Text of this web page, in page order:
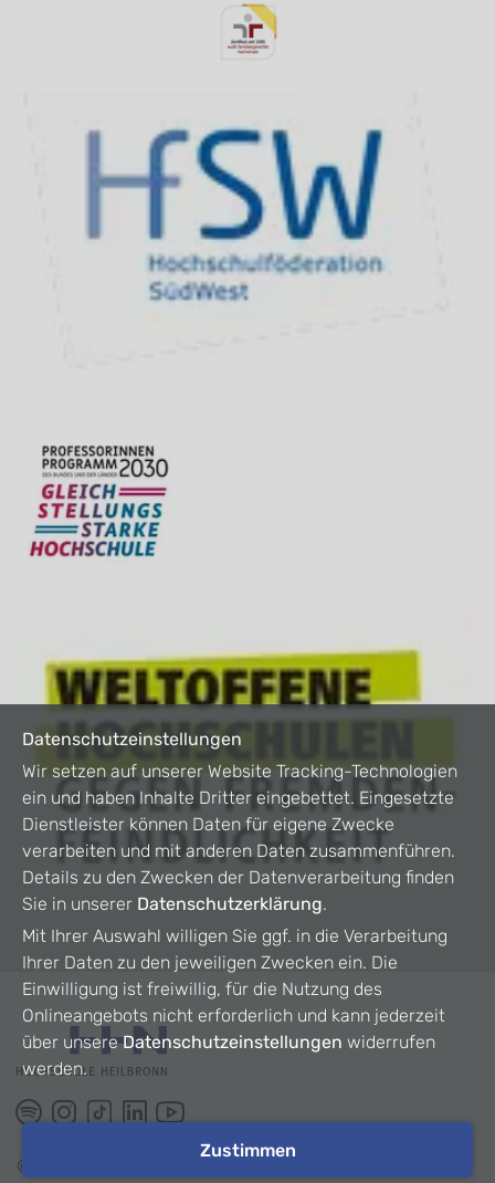
©
Datenschutzeinstellungen
Wir setzen auf unserer Website Tracking-Technologien
ein und haben Inhalte Dritter eingebettet. Eingesetzte
Dienstleister können Daten für eigene Zwecke
verarbeiten und mit anderen Daten zusammenführen.
Details zu den Zwecken der Datenverarbeitung finden
Sie in unserer Datenschutzerklärung.
Mit Ihrer Auswahl willigen Sie ggf. in die Verarbeitung
Ihrer Daten zu den jeweiligen Zwecken ein. Die
Einwilligung ist freiwillig, für die Nutzung des
Onlineangebots nicht erforderlich und kann jederzeit
über unsereDatenschutzeinstellungen widerrufen
werden.
Zustimmen